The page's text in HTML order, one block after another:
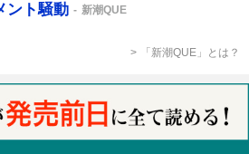
ント騒動
新潮QUE
「新潮QUE」とは？